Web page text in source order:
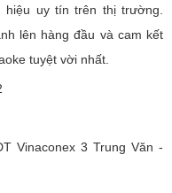
hiệu uy tín trên thị trường.
lên hàng đầu và cam kết
tuyệt vời nhất.
Vinaconex 3 Trung Văn -